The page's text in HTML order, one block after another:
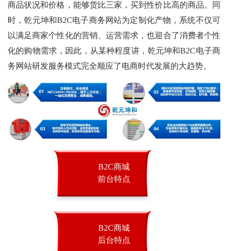
商品状况和价格，能够货比三家，买到性价比高的商品。同
时，乾元坤和B2C电子商务网站为定制化产物，系统不仅可
以满足商家个性化的营销、运营需求，也迎合了消费者个性
化的购物需求，因此，从某种程度讲，乾元坤和B2C电子商
务网站研发服务模式完全顺应了电商时代发展的大趋势。
B2C商城
前台特点
B2C商城
后台特点